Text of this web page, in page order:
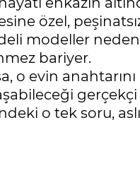
özel,
modeller
bariyer.
o evin
o tek soru,